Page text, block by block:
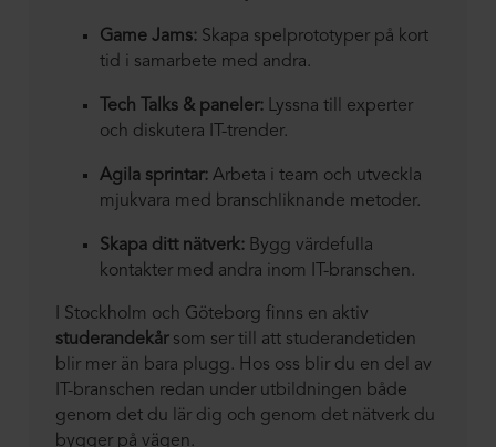
Game Jams: Skapa spelprototyper på kort
tid i samarbete med andra.
Tech Talks & paneler: Lyssna till experter
och diskutera IT-trender.
Agila sprintar: Arbeta i team och utveckla
mjukvara med branschliknande metoder.
Skapa ditt nätverk: Bygg värdefulla
kontakter med andra inom IT-branschen.
I Stockholm och Göteborg finns en aktiv
studerandekårsom ser till att studerandetiden
blir mer än bara plugg. Hos oss blir du en del av
IT-branschen redan under utbildningen både
genom det du lär dig och genom det nätverk du
bygger på vägen.